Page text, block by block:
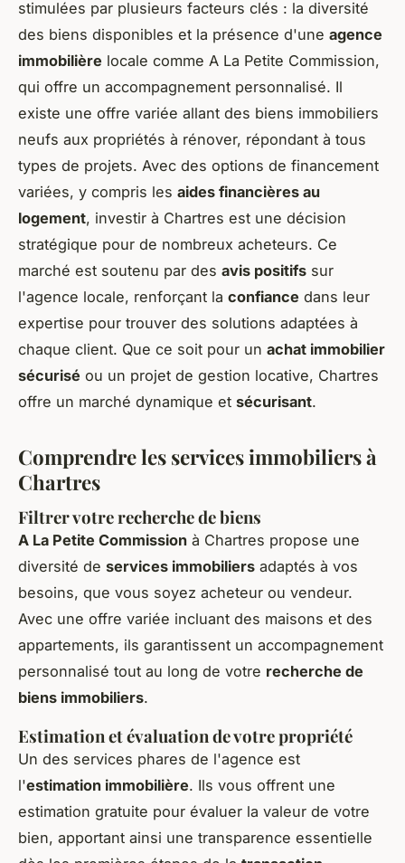
stimulées par plusieurs facteurs clés : la diversité
des biens disponibles et la présence d'une agence
immobilière locale comme A La Petite Commission,
qui offre un accompagnement personnalisé. Il
existe une offre variée allant des biens immobiliers
neufs aux propriétés à rénover, répondant à tous
types de projets. Avec des options de financement
variées, y compris les aides financières au
logement, investir à Chartres est une décision
stratégique pour de nombreux acheteurs. Ce
marché est soutenu par des avis positifs sur
l'agence locale, renforçant la confiance dans leur
expertise pour trouver des solutions adaptées à
chaque client. Que ce soit pour un achat immobilier
sécurisé ou un projet de gestion locative, Chartres
offre un marché dynamique et sécurisant.
Comprendre les services immobiliers à
Chartres
Filtrer votre recherche de biens
A La Petite Commission à Chartres propose une
diversité de services immobiliers adaptés à vos
besoins, que vous soyez acheteur ou vendeur.
Avec une offre variée incluant des maisons et des
appartements, ils garantissent un accompagnement
personnalisé tout au long de votre recherche de
biens immobiliers.
Estimation et évaluation de votre propriété
Un des services phares de l'agence est
l'estimation immobilière. Ils vous offrent une
estimation gratuite pour évaluer la valeur de votre
bien, apportant ainsi une transparence essentielle